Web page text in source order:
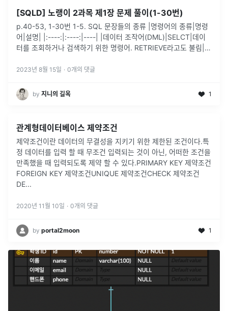
[SQLD] 노랭이 2과목 제1장 문제 풀이(1-30번)
p.40-53, 1-30번 1-5. SQL 문장들의 종류 |명령어의 종류|명령
어|설명| |:----:|:----:|----| |데이터 조작어(DML)|SELCT|데이
터를 조회하거나 검색하기 위한 명령어. RETRIEVE라고도 불림| |
2023년 8월 15일 · 0개의 댓글
by 지니의 길옥 1
관계형데이터베이스 제약조건
제약조건이란 데이터의 무결성을 지키기 위한 제한된 조건이다.특
정 데이터를 입력 할 때 무조건 입력되는 것이 아닌, 어떠한 조건을
만족했을 때 입력되도록 제약 할 수 있다.PRIMARY KEY 제약조건
FOREIGN KEY 제약조건UNIQUE 제약조건CHECK 제약조건
DE...
2020년 11월 10일 · 0개의 댓글
by portal2moon 1